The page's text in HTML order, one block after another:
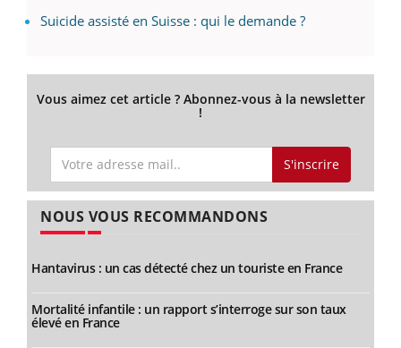
Suicide assisté en Suisse : qui le demande ?
Vous aimez cet article ? Abonnez-vous à la newsletter
!
S'inscrire
NOUS VOUS RECOMMANDONS
Hantavirus : un cas détecté chez un touriste en France
Mortalité infantile : un rapport s’interroge sur son taux
élevé en France